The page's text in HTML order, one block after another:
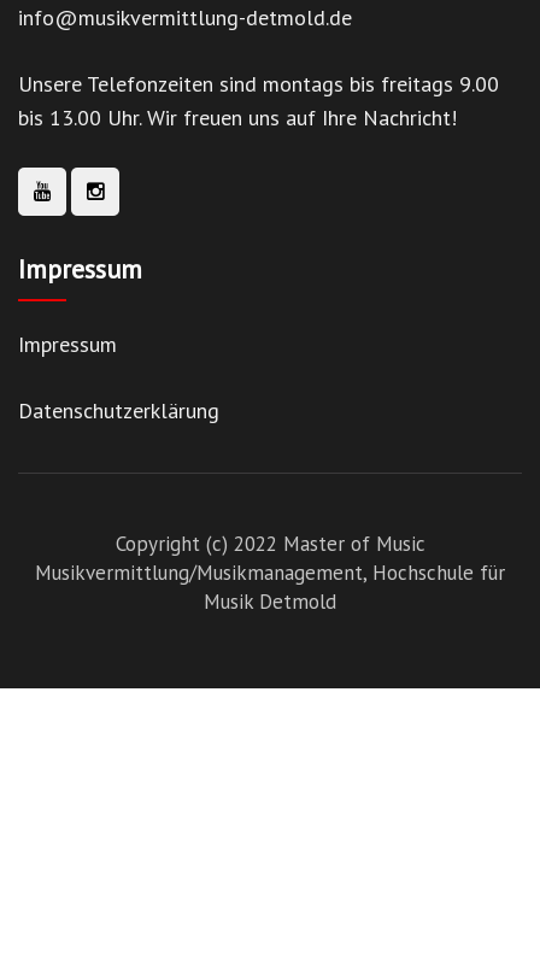
info@musikvermittlung-detmold.de
Unsere Telefonzeiten sind montags bis freitags 9.00
bis 13.00 Uhr. Wir freuen uns auf Ihre Nachricht!
Impressum
Impressum
Datenschutzerklärung
Copyright (c) 2022 Master of Music
Musikvermittlung/Musikmanagement, Hochschule für
Musik Detmold